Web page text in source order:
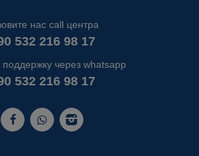
нас call центра
532 216 98 17
поддержку через whatsapp
532 216 98 17